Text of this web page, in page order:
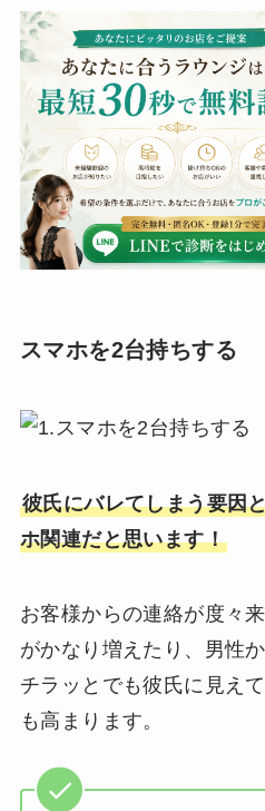
スマホを2台持ちする
彼氏にバレてしまう要因
ホ関連だと思います！
お客様からの連絡が度々
がかなり増えたり、男性
チラッとでも彼氏に見え
も高まります。